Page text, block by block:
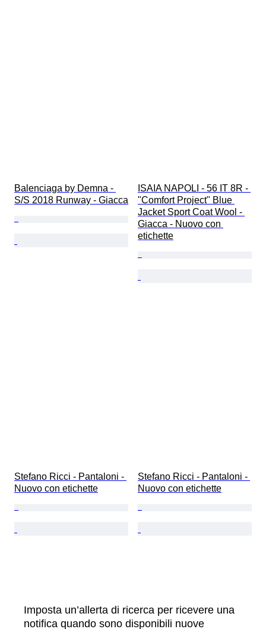
Balenciaga by Demna -
S/S 2018 Runway - Giacca
ISAIA NAPOLI - 56 IT 8R -
"Comfort Project" Blue
Jacket Sport Coat Wool -
Giacca - Nuovo con
etichette
Stefano Ricci - Pantaloni -
Nuovo con etichette
Stefano Ricci - Pantaloni -
Nuovo con etichette
Imposta un’allerta di ricerca per ricevere una
notifica quando sono disponibili nuove